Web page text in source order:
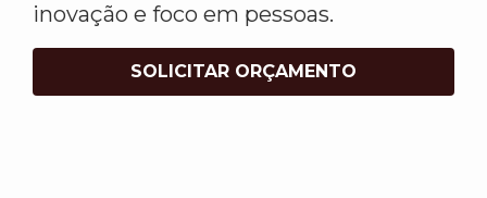
inovação e foco em pessoas.
SOLICITAR ORÇAMENTO